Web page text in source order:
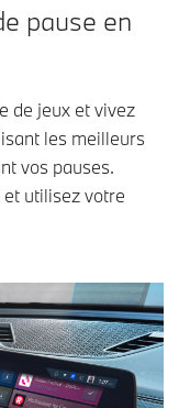
pause en
de jeux et vivez
les meilleurs
vos pauses.
utilisez votre